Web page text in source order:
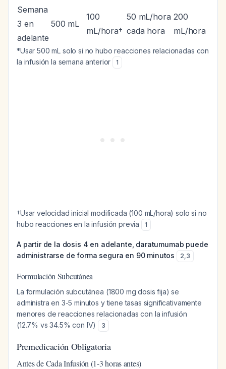
Semana
3 en
adelante
500 mL
100
mL/hora†
50 mL/hora
cada hora
200
mL/hora
*Usar 500 mL solo si no hubo reacciones relacionadas con
la infusión la semana anterior
1
†Usar velocidad inicial modificada (100 mL/hora) solo si no
hubo reacciones en la infusión previa
1
A partir de la dosis 4 en adelante, daratumumab puede
administrarse de forma segura en 90 minutos
2,3
Formulación Subcutánea
La formulación subcutánea (1800 mg dosis fija) se
administra en 3-5 minutos y tiene tasas significativamente
menores de reacciones relacionadas con la infusión
(12.7% vs 34.5% con IV)
3
Premedicación Obligatoria
Antes de Cada Infusión (1-3 horas antes)